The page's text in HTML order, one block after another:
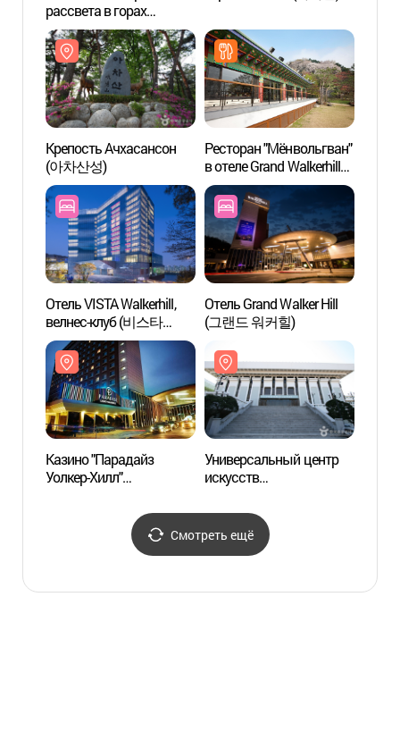
рассвета в горах
Ачхасан (아차산
해맞이축제)
Крепость Ачхасансон
(아차산성)
Ресторан "Мёнвольгван"
в отеле Grand Walkerhill
Hotel (그랜드 워커힐 서울
명월관)
Отель VISTA Walkerhill,
велнес-клуб (비스타
워커힐 서울, 웰니스클럽)
Отель Grand Walker Hill
(그랜드 워커힐)
Казино "Парадайз
Уолкер-Хилл"
Универсальный центр
искусств
Смотреть ещё